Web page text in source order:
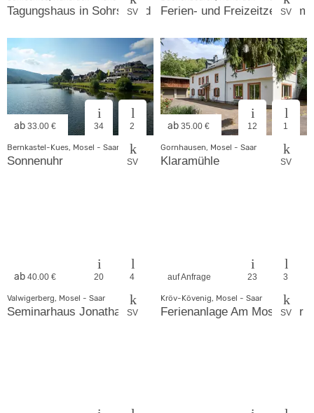
SV
Tagungshaus in Sohrschied SV
Ferien- und Freizeitzentrum
ab 33.00 € 34 2
SV
Bernkastel-Kues, Mosel - Saar
Sonnenuhr
ab 35.00 € 12 1
SV
Gornhausen, Mosel - Saar
Klaramühle
ab 40.00 € 20 4
SV
Valwigerberg, Mosel - Saar
Seminarhaus Jonathan
auf Anfrage 23 3
SV
Kröv-Kövenig, Mosel - Saar
Ferienanlage Am Moselufer